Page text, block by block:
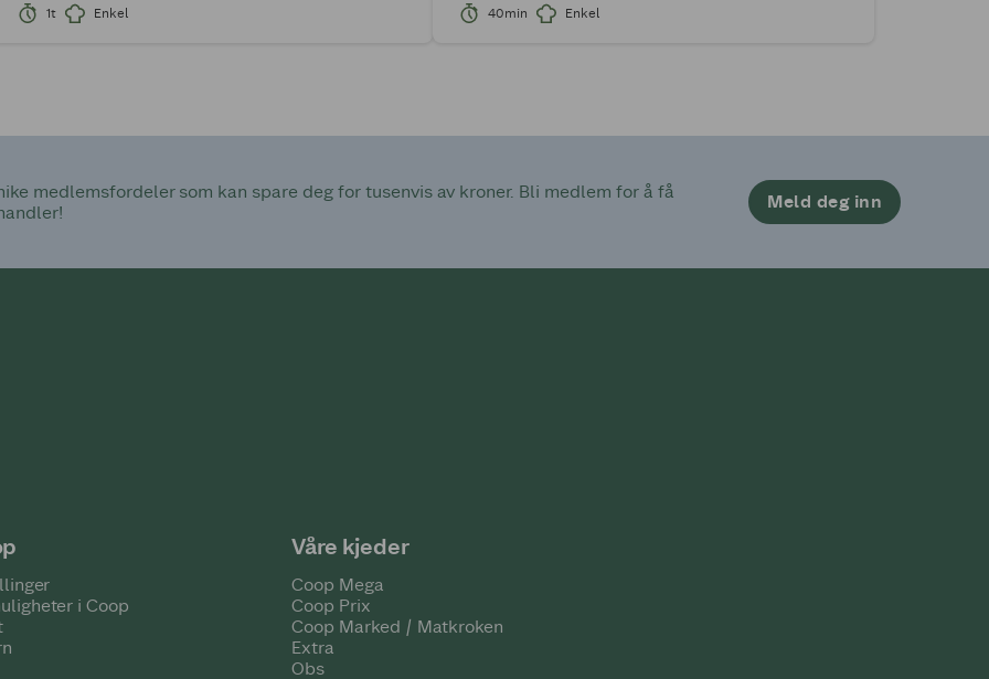
1t Enkel 40min Enkel
medlemsfordeler som kan spare deg for tusenvis av kroner. Bli medlem for å få
Meld deg inn
i Coop
Våre kjeder
Coop Mega
Coop Prix
Coop Marked / Matkroken
Extra
Obs